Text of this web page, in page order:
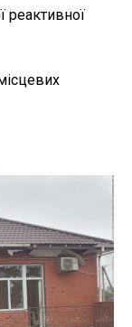
реактивної